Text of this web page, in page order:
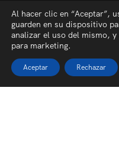
Al hacer clic en “Aceptar”,
guarden en su dispositivo
analizar el uso del mismo,
para marketing.
Aceptar Rechazar